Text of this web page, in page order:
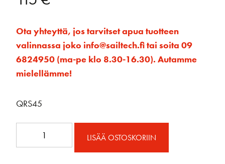
Ota yhteyttä, jos tarvitset apua tuotteen
valinnassa joko info@sailtech.fi tai soita 09
6824950 (ma-pe klo 8.30-16.30). Autamme
mielellämme!
QRS45
LISÄÄ OSTOSKORIIN